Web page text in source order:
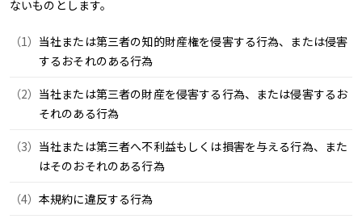
ないものとします。
当社または第三者の知的財産権を侵害する行為、または侵害
するおそれのある行為
当社または第三者の財産を侵害する行為、または侵害するお
それのある行為
当社または第三者へ不利益もしくは損害を与える行為、また
はそのおそれのある行為
本規約に違反する行為